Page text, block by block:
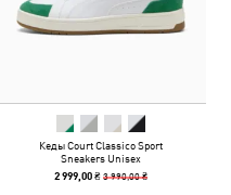
Кеды Court Classico Sport
Sneakers Unisex
2 999,00 ₴3 990,00 ₴